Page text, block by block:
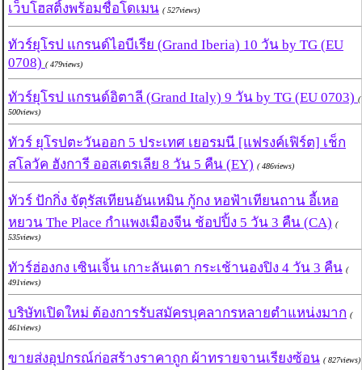
เว็บโฮสติ้งพร้อมชื่อโดเมน ( 527views)
ทัวร์ยุโรป แกรนด์ไอบีเรีย (Grand Iberia) 10 วัน by TG (EU
0708) ( 479views)
ทัวร์ยุโรป แกรนด์อิตาลี (Grand Italy) 9 วัน by TG (EU 0703) (
500views)
ทัวร์ ยุโรปตะวันออก 5 ประเทศ เยอรมนี [แฟรงค์เฟิร์ต] เช็ก
สโลวัค ฮังการี ออสเตรเลีย 8 วัน 5 คืน (EY) ( 486views)
ทัวร์ ปักกิ่ง จัตุรัสเทียนอันเหมิน กู้กง หอฟ้าเทียนถาน อี้เหอ
หยวน The Place กำแพงเมืองจีน ช้อปปิ้ง 5 วัน 3 คืน (CA) (
535views)
ทัวร์ฮ่องกง เซินเจิ้น เกาะลันเตา กระเช้านองปิง 4 วัน 3 คืน (
491views)
บริษัทเปิดใหม่ ต้องการรับสมัครบุคลากรหลายตำแหน่งมาก (
461views)
ขายส่งอุปกรณ์ก่อสร้างราคาถูก ผ้าทรายจานเรียงซ้อน ( 827views)